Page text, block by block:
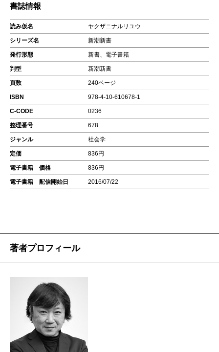
書誌情報
読み仮名 ヤクザニナルリユウ
シリーズ名 新潮新書
発行形態 新書、電子書籍
判型 新潮新書
頁数 240ページ
ISBN 978-4-10-610678-1
C-CODE 0236
整理番号 678
ジャンル 社会学
定価 836円
電子書籍 価格 836円
電子書籍 配信開始日 2016/07/22
著者プロフィール